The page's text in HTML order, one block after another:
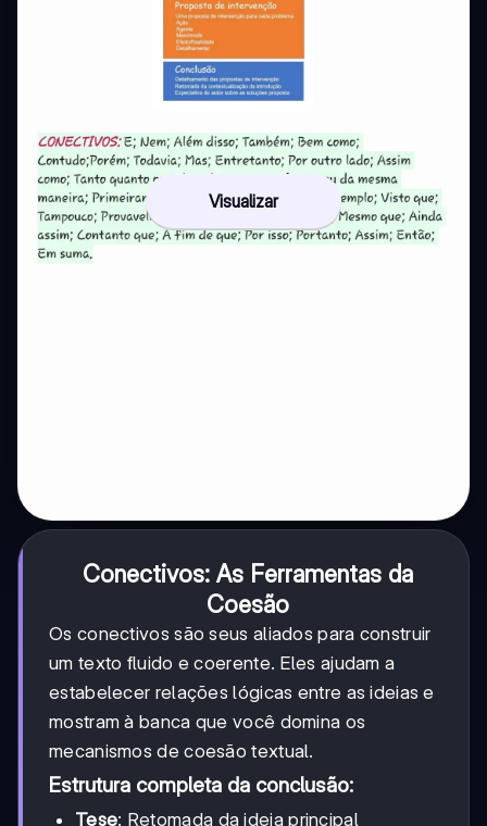
Visualizar
Conectivos: As Ferramentas da
Coesão
Os conectivos são seus aliados para construir
um texto fluido e coerente. Eles ajudam a
estabelecer relações lógicas entre as ideias e
mostram à banca que você domina os
mecanismos de coesão textual.
Estrutura completa da conclusão:
Tese: Retomada da ideia principal